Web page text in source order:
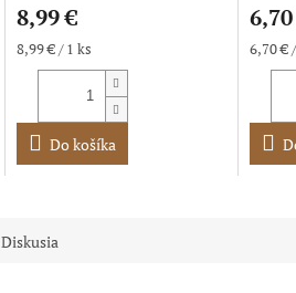
8,99 €
Jednotková
cena:
8,99 € / 1 ks
Do košíka
je
5,0cena:
6,70 €
Diskusia